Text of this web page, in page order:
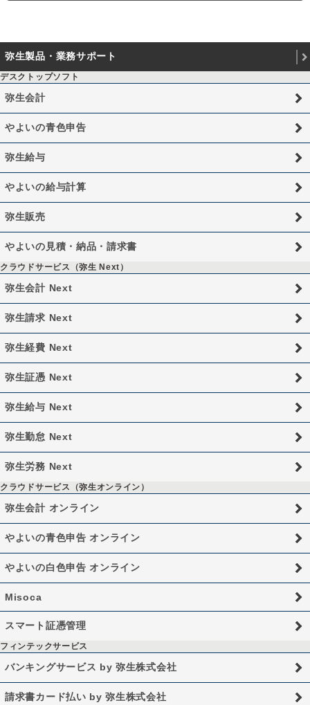
弥生製品・業務サポート
デスクトップソフト
弥生会計
やよいの青色申告
弥生給与
やよいの給与計算
弥生販売
やよいの見積・納品・請求書
クラウドサービス（弥生 Next）
弥生会計 Next
弥生請求 Next
弥生経費 Next
弥生証憑 Next
弥生給与 Next
弥生勤怠 Next
弥生労務 Next
クラウドサービス（弥生オンライン）
弥生会計 オンライン
やよいの青色申告 オンライン
やよいの白色申告 オンライン
Misoca
スマート証憑管理
フィンテックサービス
バンキングサービス by 弥生株式会社
請求書カード払い by 弥生株式会社